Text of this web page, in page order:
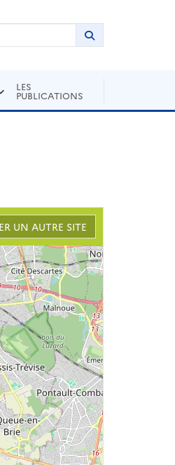
Rechercher
Lancer la
LES
PUBLICATIONS
UN AUTRE SITE